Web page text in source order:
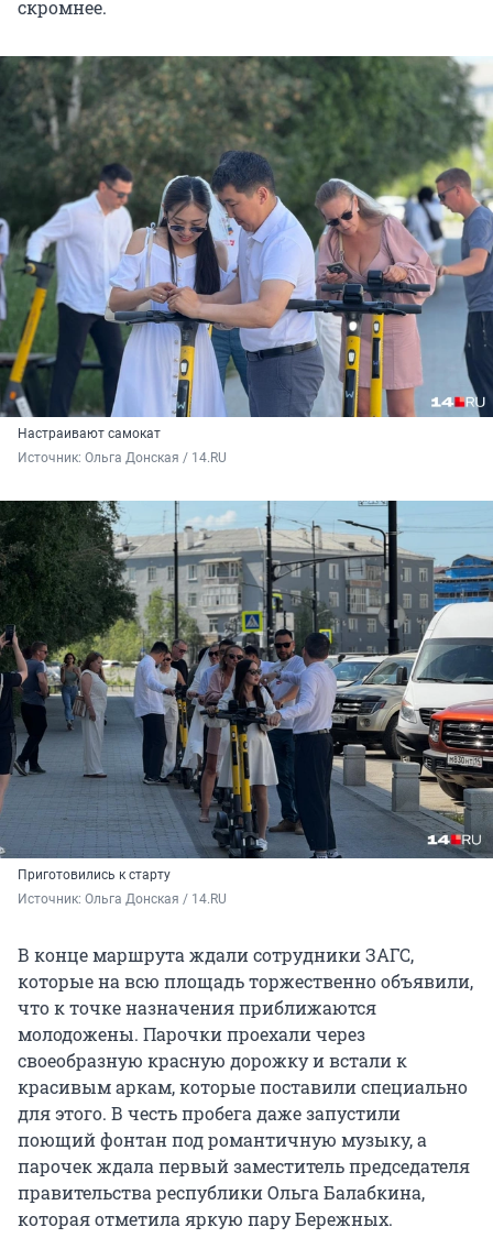
скромнее.
Настраивают самокат
Источник: Ольга Донская / 14.RU
Приготовились к старту
Источник: Ольга Донская / 14.RU
В конце маршрута ждали сотрудники ЗАГС,
которые на всю площадь торжественно объявили,
что к точке назначения приближаются
молодожены. Парочки проехали через
своеобразную красную дорожку и встали к
красивым аркам, которые поставили специально
для этого. В честь пробега даже запустили
поющий фонтан под романтичную музыку, а
парочек ждала первый заместитель председателя
правительства республики Ольга Балабкина,
которая отметила яркую пару Бережных.